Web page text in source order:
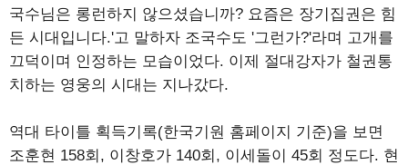
국수님은 롱런하지 않으셨습니까? 요즘은 장기집권은 힘
든 시대입니다.'고 말하자 조국수도 '그런가?'라며 고개를
끄덕이며 인정하는 모습이었다. 이제 절대강자가 철권통
치하는 영웅의 시대는 지나갔다.
역대 타이틀 획득기록(한국기원 홈페이지 기준)을 보면
조훈현 158회, 이창호가 140회, 이세돌이 45회 정도다. 현